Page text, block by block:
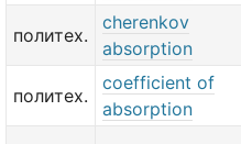
политех.
cherenkov
absorption
политех.
coefficient of
absorption